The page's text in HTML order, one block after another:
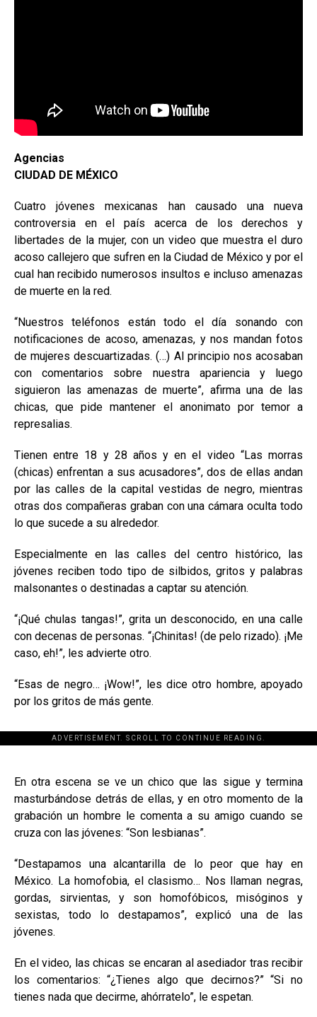
Agencias
CIUDAD DE MÉXICO
Cuatro jóvenes mexicanas han causado una nueva
controversia en el país acerca de los derechos y
libertades de la mujer, con un video que muestra el duro
acoso callejero que sufren en la Ciudad de México y por el
cual han recibido numerosos insultos e incluso amenazas
de muerte en la red.
“Nuestros teléfonos están todo el día sonando con
notificaciones de acoso, amenazas, y nos mandan fotos
de mujeres descuartizadas. (…) Al principio nos acosaban
con comentarios sobre nuestra apariencia y luego
siguieron las amenazas de muerte”, afirma una de las
chicas, que pide mantener el anonimato por temor a
represalias.
Tienen entre 18 y 28 años y en el video “Las morras
(chicas) enfrentan a sus acusadores”, dos de ellas andan
por las calles de la capital vestidas de negro, mientras
otras dos compañeras graban con una cámara oculta todo
lo que sucede a su alrededor.
Especialmente en las calles del centro histórico, las
jóvenes reciben todo tipo de silbidos, gritos y palabras
malsonantes o destinadas a captar su atención.
“¡Qué chulas tangas!”, grita un desconocido, en una calle
con decenas de personas. “¡Chinitas! (de pelo rizado). ¡Me
caso, eh!”, les advierte otro.
“Esas de negro… ¡Wow!”, les dice otro hombre, apoyado
por los gritos de más gente.
ADVERTISEMENT. SCROLL TO CONTINUE READING.
[adsforwp id="243463"]
En otra escena se ve un chico que las sigue y termina
masturbándose detrás de ellas, y en otro momento de la
grabación un hombre le comenta a su amigo cuando se
cruza con las jóvenes: “Son lesbianas”.
“Destapamos una alcantarilla de lo peor que hay en
México. La homofobia, el clasismo… Nos llaman negras,
gordas, sirvientas, y son homofóbicos, misóginos y
sexistas, todo lo destapamos”, explicó una de las
jóvenes.
En el video, las chicas se encaran al asediador tras recibir
los comentarios: “¿Tienes algo que decirnos?” “Si no
tienes nada que decirme, ahórratelo”, le espetan.